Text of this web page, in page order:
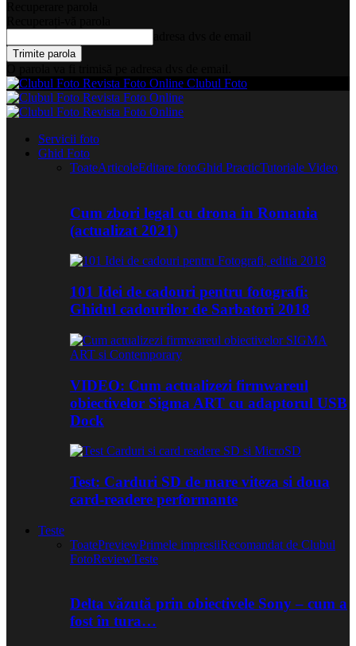
Clubul Foto
Servicii foto
Ghid Foto
ToateArticoleEditare fotoGhid PracticTutoriale Video
Cum zbori legal cu drona in Romania
(actualizat 2021)
101 Idei de cadouri pentru fotografi:
Ghidul cadourilor de Sarbatori 2018
VIDEO: Cum actualizezi firmwareul
obiectivelor Sigma ART cu adaptorul USB
Dock
Test: Carduri SD de mare viteza si doua
card-readere performante
Teste
ToatePreviewPrimele impresiiRecomandat de Clubul
FotoReviewTeste
Delta văzută prin obiectivele Sony – cum a
fost în tura…